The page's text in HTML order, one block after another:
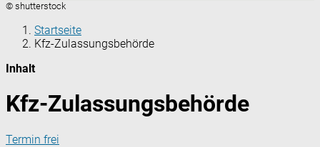
© shutterstock
Startseite
Kfz-Zulassungsbehörde
Inhalt
Kfz-Zulassungsbehörde
Termin frei